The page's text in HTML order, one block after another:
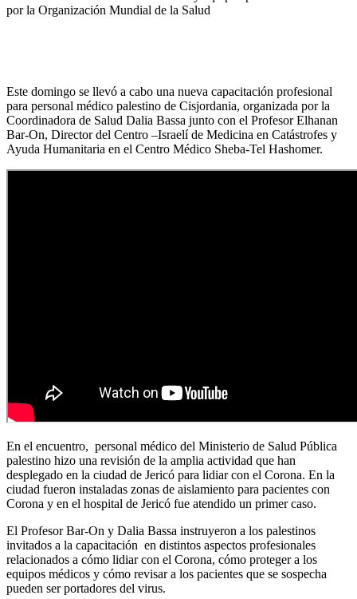
por la Organización Mundial de la Salud
Este domingo se llevó a cabo una nueva capacitación profesional
para personal médico palestino de Cisjordania, organizada por la
Coordinadora de Salud Dalia Bassa junto con el Profesor Elhanan
Bar-On, Director del Centro –Israelí de Medicina en Catástrofes y
Ayuda Humanitaria en el Centro Médico Sheba-Tel Hashomer.
En el encuentro, personal médico del Ministerio de Salud Pública
palestino hizo una revisión de la amplia actividad que han
desplegado en la ciudad de Jericó para lidiar con el Corona. En la
ciudad fueron instaladas zonas de aislamiento para pacientes con
Corona y en el hospital de Jericó fue atendido un primer caso.
El Profesor Bar-On y Dalia Bassa instruyeron a los palestinos
invitados a la capacitación en distintos aspectos profesionales
relacionados a cómo lidiar con el Corona, cómo proteger a los
equipos médicos y cómo revisar a los pacientes que se sospecha
pueden ser portadores del virus.